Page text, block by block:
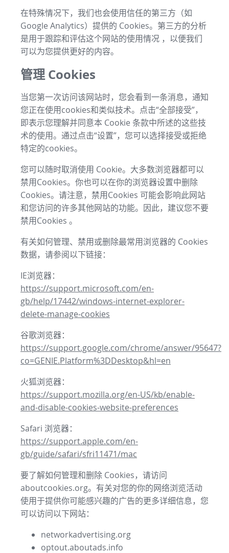
在特殊情况下，我们也会使用信任的第三方（如
Google Analytics）提供的 Cookies。第三方的分析
是用于跟踪和评估这个网站的使用情况 ，以便我们
可以为您提供更好的内容。
管理 Cookies
当您第一次访问该网站时，您会看到一条消息，通知
您正在使用cookies和类似技术。点击“全部接受”，
即表示您理解并同意本 Cookie 条款中所述的这些技
术的使用。通过点击“设置”，您可以选择接受或拒绝
特定的cookies。
您可以随时取消使用 Cookie。大多数浏览器都可以
禁用Cookies。你也可以在你的浏览器设置中删除
Cookies。请注意，禁用Cookies 可能会影响此网站
和您访问的许多其他网站的功能。因此，建议您不要
禁用Cookies 。
有关如何管理、禁用或删除最常用浏览器的 Cookies
数据，请参阅以下链接：
IE浏览器：
https://support.microsoft.com/en-
gb/help/17442/windows-internet-explorer-
delete-manage-cookies
谷歌浏览器：
https://support.google.com/chrome/answer/95647?
co=GENIE.Platform%3DDesktop&hl=en
火狐浏览器：
https://support.mozilla.org/en-US/kb/enable-
and-disable-cookies-website-preferences
Safari 浏览器：
https://support.apple.com/en-
gb/guide/safari/sfri11471/mac
要了解如何管理和删除 Cookies，请访问
aboutcookies.org。有关对您的你的网络浏览活动
使用于提供你可能感兴趣的广告的更多详细信息，您
可以访问以下网站：
networkadvertising.org
optout.aboutads.info